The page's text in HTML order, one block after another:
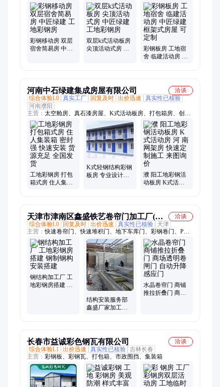
房、住人活动房、住人集装箱、打包箱
彩钢移动房 双层
宿舍简易房 中匠
双层k式活动板房
尖顶活动式房 中
彩钢板房 工地宿
舍 临建活动房 中
河南中石绿建集成房屋有限公司
洽谈
综合体验L0 真实工厂 回复及时 出价迅速
真实性已核验
河南濮阳
主营： 太空舱房、真石漆房屋、K式活动板房、打包箱房、创意
集装箱、移动消防站
工地彩钢房 打包
箱式房 住人集装
K式轻钢结构彩钢
板房 专业设计工
濮 阳工地彩钢活
动板房 K式活动
天津市津南区鑫盛铁艺卷帘门加工厂(个
体工商户)
洽谈
综合体验L0
回复及时 出价迅速 真实性已核验
天津
主营：快速卷帘门、快速堆积门、地下车库门、彩钢卷门、PVC
通道门、保温快速门、水晶推拉门、硬质快速门、电动欧式卷帘
门、无机布防火卷帘门、手动卷帘门、水晶卷帘门、PVC折叠
门、电动水晶门、快速软帘门、车间配套门、电动卷闸门、电动
遥控折叠门、快速提升门、抗风卷帘门、涡轮式保温快速门、高
速硬质门
钢结构加工厂 工
地彩钢房搭建 钢
结构安装服务部
鑫盛厂家加工厂
水晶卷帘门 商铺
推拉折叠门 商场
长春市益诚彩色钢瓦有限公司
洽谈
综合体验L1 出价迅速 真实性已核验 吉林长春
主营： 彩钢板、彩钢瓦、打包箱、市政围挡、集装箱